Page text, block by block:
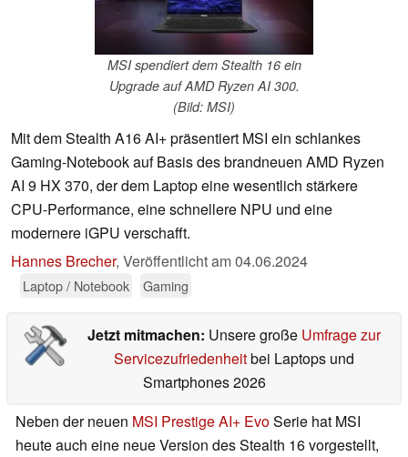
MSI spendiert dem Stealth 16 ein
Upgrade auf AMD Ryzen AI 300.
(Bild: MSI)
Mit dem Stealth A16 AI+ präsentiert MSI ein schlankes
Gaming-Notebook auf Basis des brandneuen AMD Ryzen
AI 9 HX 370, der dem Laptop eine wesentlich stärkere
CPU-Performance, eine schnellere NPU und eine
modernere iGPU verschafft.
Hannes Brecher, Veröffentlicht am04.06.2024
Laptop / Notebook Gaming
Jetzt mitmachen: Unsere große Umfrage zur
Servicezufriedenheitbei Laptops und
Smartphones 2026
Neben der neuen MSI Prestige AI+ EvoSerie hat MSI
heute auch eine neue Version des Stealth 16 vorgestellt,